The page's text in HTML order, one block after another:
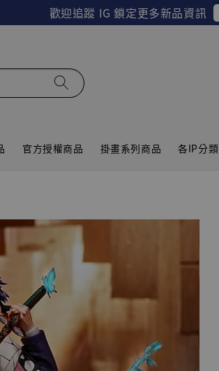
歡迎追蹤 IG 鎖定更多新品資訊
官方授權商品 掛畫系列商品 各IP分類